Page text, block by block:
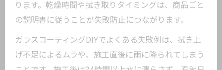
ります。乾燥時間や拭き取りタイミングは、商品ごと
の説明書に従うことが失敗防止につながります。
ガラスコーティングDIYでよくある失敗例は、拭き上
げ不足によるムラや、施工直後に雨に降られてしまう